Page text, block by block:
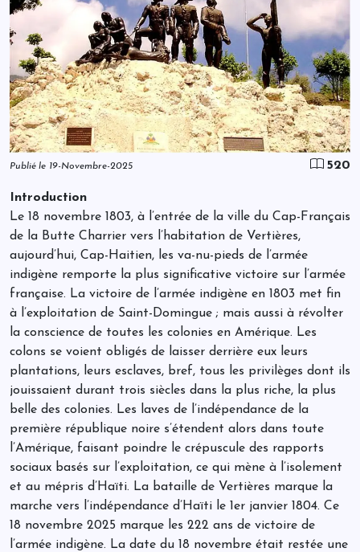
Publié le 19-Novembre-2025 520
Introduction
Le 18 novembre 1803, à l’entrée de la ville du Cap-Français
de la Butte Charrier vers l’habitation de Vertières,
aujourd’hui, Cap-Haitien, les va-nu-pieds de l’armée
indigène remporte la plus significative victoire sur l’armée
française. La victoire de l’armée indigène en 1803 met fin
à l’exploitation de Saint-Domingue ; mais aussi à révolter
la conscience de toutes les colonies en Amérique. Les
colons se voient obligés de laisser derrière eux leurs
plantations, leurs esclaves, bref, tous les privilèges dont ils
jouissaient durant trois siècles dans la plus riche, la plus
belle des colonies. Les laves de l’indépendance de la
première république noire s’étendent alors dans toute
l’Amérique, faisant poindre le crépuscule des rapports
sociaux basés sur l’exploitation, ce qui mène à l’isolement
et au mépris d’Haïti. La bataille de Vertières marque la
marche vers l’indépendance d’Haïti le 1er janvier 1804. Ce
18 novembre 2025 marque les 222 ans de victoire de
l’armée indigène. La date du 18 novembre était restée une